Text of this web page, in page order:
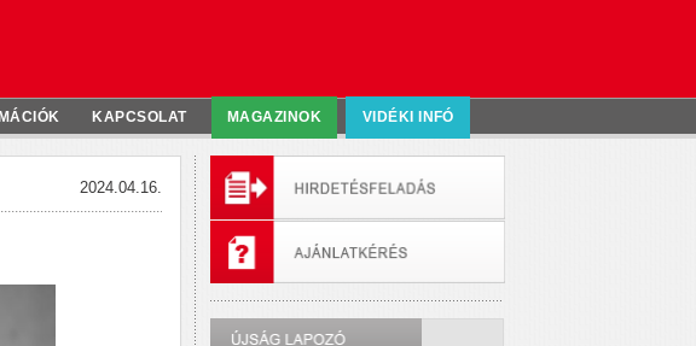
KAPCSOLAT MAGAZINOK VIDÉKI INFÓ
2024.04.16.